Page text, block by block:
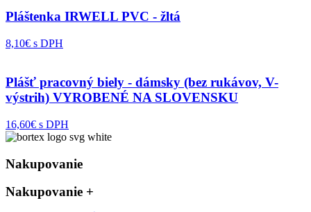
Pláštenka IRWELL PVC - žltá
8,10€ s DPH
Plášť pracovný biely - dámsky (bez rukávov, V-
výstrih) VYROBENÉ NA SLOVENSKU
16,60€ s DPH
Nakupovanie
Nakupovanie +